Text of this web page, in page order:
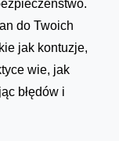
do Twoich
jak kontuzje,
wie, jak
błędów i